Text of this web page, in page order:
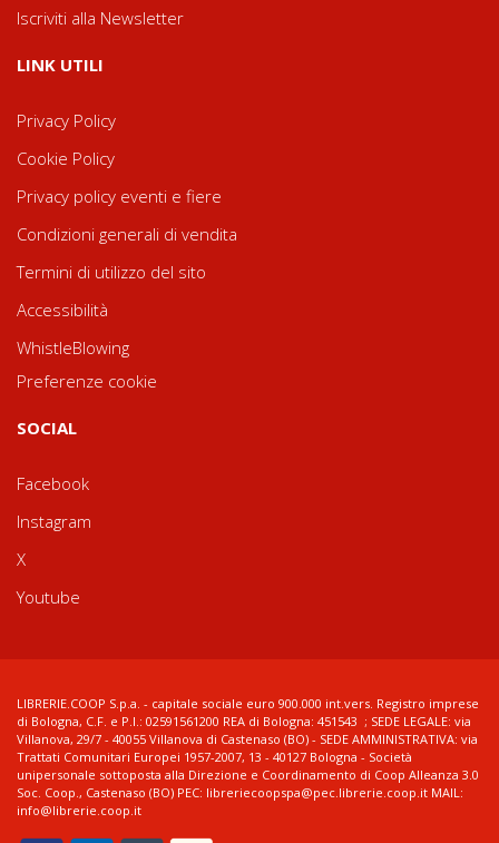
Iscriviti alla Newsletter
LINK UTILI
Privacy Policy
Cookie Policy
Privacy policy eventi e fiere
Condizioni generali di vendita
Termini di utilizzo del sito
Accessibilità
WhistleBlowing
Preferenze cookie
SOCIAL
Facebook
Instagram
X
Youtube
LIBRERIE.COOP S.p.a. - capitale sociale euro 900.000 int.vers. Registro imprese
di Bologna, C.F. e P.I.: 02591561200 REA di Bologna: 451543 ; SEDE LEGALE: via
Villanova, 29/7 - 40055 Villanova di Castenaso (BO) - SEDE AMMINISTRATIVA: via
Trattati Comunitari Europei 1957-2007, 13 - 40127 Bologna - Società
unipersonale sottoposta alla Direzione e Coordinamento di Coop Alleanza 3.0
Soc. Coop., Castenaso (BO) PEC: libreriecoopspa@pec.librerie.coop.it MAIL:
info@librerie.coop.it